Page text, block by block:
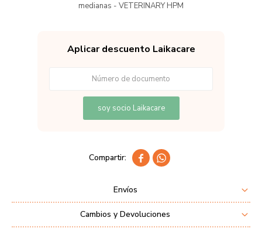
medianas - VETERINARY HPM
Aplicar descuento Laikacare
soy socio Laikacare
 
Envíos
Cambios y Devoluciones